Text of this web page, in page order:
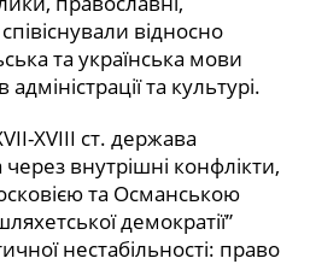
відносно
та українська мови
та культурі.
XVIII ст. держава
внутрішні конфлікти,
та Османською
демократії”
нестабільності: право